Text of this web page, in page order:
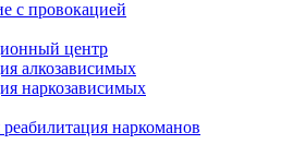
с провокацией
центр
алкозависимых
наркозависимых
наркоманов